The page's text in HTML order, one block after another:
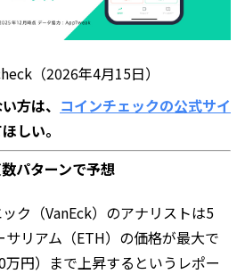
（2026年4月15日）
方は、 コインチェックの公式サイ
しい。
パターンで予想
ク（VanEck）のアナリストは5
リアム（ETH）の価格が最大で
円）まで上昇するというレポー